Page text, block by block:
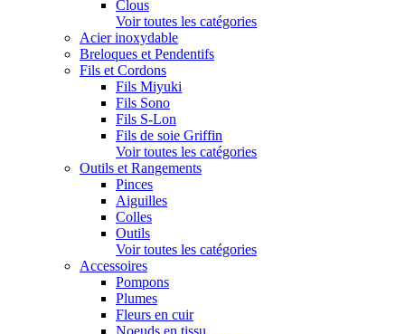
Clous
Voir toutes les catégories
Acier inoxydable
Breloques et Pendentifs
Fils et Cordons
Fils Miyuki
Fils Sono
Fils S-Lon
Fils de soie Griffin
Voir toutes les catégories
Outils et Rangements
Pinces
Aiguilles
Colles
Outils
Voir toutes les catégories
Accessoires
Pompons
Plumes
Fleurs en cuir
Noeuds en tissu